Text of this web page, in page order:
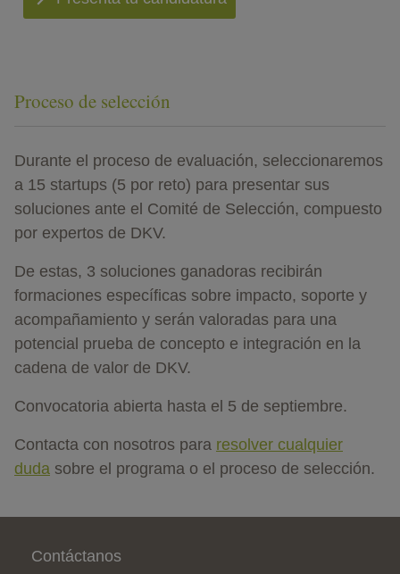
Proceso de selección
Durante el proceso de evaluación, seleccionaremos
a 15 startups (5 por reto) para presentar sus
soluciones ante el Comité de Selección, compuesto
por expertos de DKV.
De estas, 3 soluciones ganadoras recibirán
formaciones específicas sobre impacto, soporte y
acompañamiento y serán valoradas para una
potencial prueba de concepto e integración en la
cadena de valor de DKV.
Convocatoria abierta hasta el 5 de septiembre.
Contacta con nosotros para resolver cualquier
duda sobre el programa o el proceso de selección.
Pie de página
Contáctanos